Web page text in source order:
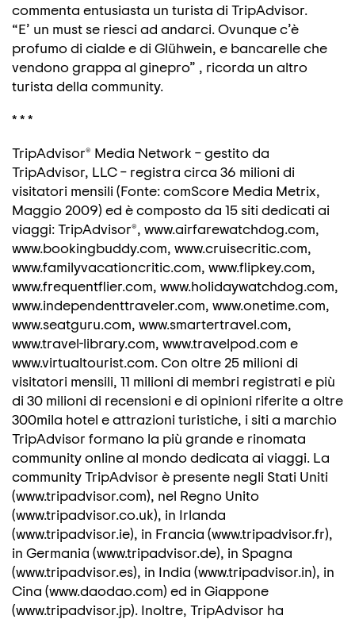
commenta entusiasta un turista di TripAdvisor.
“E’ un must se riesci ad andarci. Ovunque c’è
profumo di cialde e di Glühwein, e bancarelle che
vendono grappa al ginepro” , ricorda un altro
turista della community.
* * *
TripAdvisor® Media Network – gestito da
TripAdvisor, LLC – registra circa 36 milioni di
visitatori mensili (Fonte: comScore Media Metrix,
Maggio 2009) ed è composto da 15 siti dedicati ai
viaggi: TripAdvisor®, www.airfarewatchdog.com,
www.bookingbuddy.com, www.cruisecritic.com,
www.familyvacationcritic.com, www.flipkey.com,
www.frequentflier.com, www.holidaywatchdog.com,
www.independenttraveler.com, www.onetime.com,
www.seatguru.com, www.smartertravel.com,
www.travel-library.com, www.travelpod.com e
www.virtualtourist.com. Con oltre 25 milioni di
visitatori mensili, 11 milioni di membri registrati e più
di 30 milioni di recensioni e di opinioni riferite a oltre
300mila hotel e attrazioni turistiche, i siti a marchio
TripAdvisor formano la più grande e rinomata
community online al mondo dedicata ai viaggi. La
community TripAdvisor è presente negli Stati Uniti
(www.tripadvisor.com), nel Regno Unito
(www.tripadvisor.co.uk), in Irlanda
(www.tripadvisor.ie), in Francia (www.tripadvisor.fr),
in Germania (www.tripadvisor.de), in Spagna
(www.tripadvisor.es), in India (www.tripadvisor.in), in
Cina (www.daodao.com) ed in Giappone
(www.tripadvisor.jp). Inoltre, TripAdvisor ha